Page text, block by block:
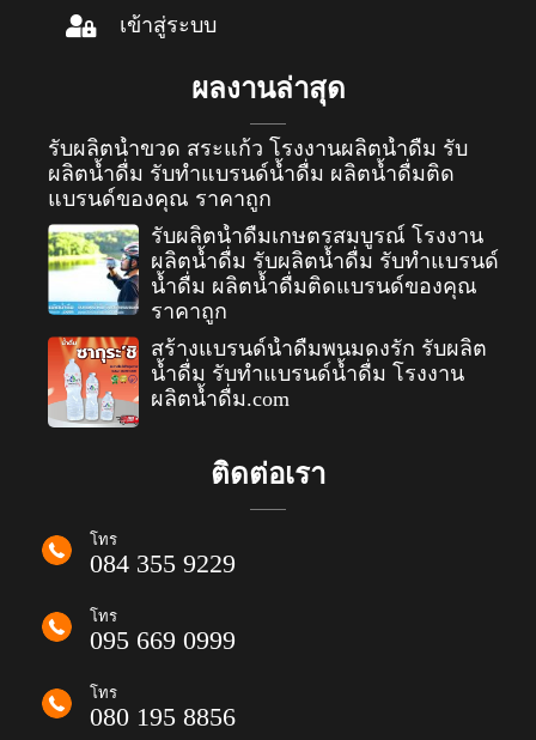
เข้าสู่ระบบ
ผลงานล่าสุด
รับผลิตน้ำขวด สระแก้ว โรงงานผลิตน้ำดื่ม รับ
ผลิตน้ำดื่ม รับทำแบรนด์น้ำดื่ม ผลิตน้ำดื่มติด
แบรนด์ของคุณ ราคาถูก
รับผลิตน้ำดื่มเกษตรสมบูรณ์ โรงงาน
ผลิตน้ำดื่ม รับผลิตน้ำดื่ม รับทำแบรนด์
น้ำดื่ม ผลิตน้ำดื่มติดแบรนด์ของคุณ
ราคาถูก
สร้างแบรนด์น้ำดื่มพนมดงรัก รับผลิต
น้ำดื่ม รับทำแบรนด์น้ำดื่ม โรงงาน
ผลิตน้ำดื่ม.com
ติดต่อเรา
โทร
084 355 9229
โทร
095 669 0999
โทร
080 195 8856